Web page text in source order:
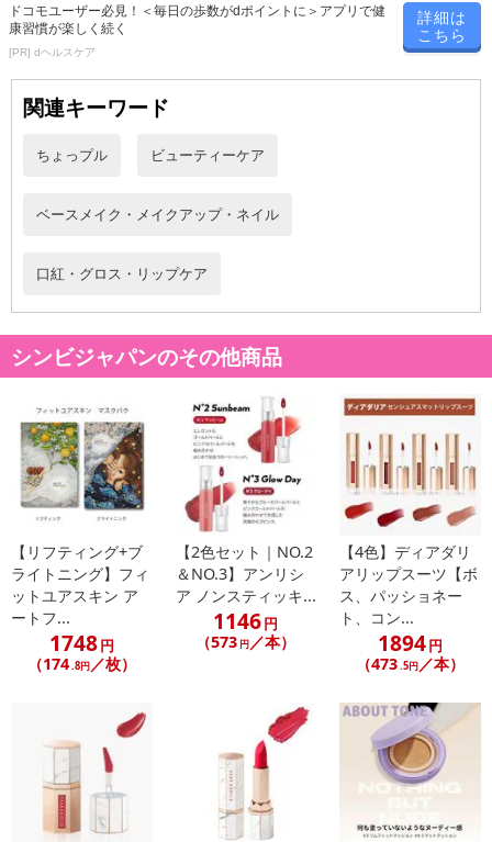
シルセスキオキサン）クロスポリマー、セレシン、マイクロクリス
タリンワックス、トリイソステアリン酸ポリグリセリル－2、赤酸化
鉄、合成フルオロフロゴパイト、ポリエチレン、キャンデリラロ
リン酸ソルビタン、ラベンダー油、オレンジ果皮油、アルガニアス
ス、オクテニルコハク酸デンプンAl、シリカ、ポリヒドロキシステ
ル、イソステアリン酸、レシチン、カプリリルグリコール、カプリ
キシカプリリルシラン、テトラ（ジ－t－ブチルヒドロキシヒドロケ
黄酸化鉄、黒酸化鉄、マイカ、青1
・使用方法：
唇中央から口角へ向かって塗布し、均一に仕上げます。
つやを出したいときは、グロスを重ねて塗布してください。
注意事項
【賞味・消費期限のある商品について】
商品到着時点でのお日持ち期間は、配送日数などにより異なります
のでご了承ください。
【キャンセルについて】
※お申込み後のキャンセルはお受けできません。
記載されている内容を必ずご確認いただき、お届けする商品セット
にご納得いただきましたうえでお申し込みください。
※パッケージ変更や商品リニューアル（成分など含む）等により、
参考の掲載画像や画像内のバーコードなど、お届け商品と多少異な
る場合がございます。
また、[新たな加工食品の原料原産地表示制度]の経過措置期間の終
了により、商品詳細内に記載の原産国・原材料の表記が旧表記の場
ドコモユーザー必見！＜毎日の歩数がdポイントに＞アプリで健
康習慣が楽しく続く
[PR] dヘルスケア
詳細は
こちら
関連キーワード
ちょっプル ビューティーケア
ベースメイク・メイクアップ・ネイル
口紅・グロス・リップケア
シンビジャパンのその他商品
【リフティング+ブ
ライトニング】フィ
ットユアスキン ア
ートフ...
1748円
（174.8円／枚）
【2色セット｜NO.2
＆NO.3】アンリシ
ア ノンスティッキ...
1146円
（573 円／本）
【4色】ディアダリ
アリップスーツ【ボ
ス、パッショネー
ト、コン...
1894円
（473.5円／本）